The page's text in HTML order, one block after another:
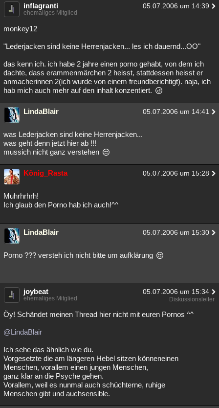
inflagranti 05.07.2006 um 14:39
ehemaliges Mitglied
monkey12
"Lederjacken sind keine Herrenjacken... les ich dauernd...OO"
das kenn ich. ich habe 2 jahre einen porno gehabt, von dem ich
dachte, dass erammenmärchen 2 heisst, stattdessen heisst er
anmacherinnen 2(ich wurde von einem freundberichtigt). naja, ich
hab mich auch mehr auf den inhalt konzentiert.
LindaBlair 05.07.2006 um 14:41
was Lederjacken sind keine Herrenjacken...
was geht denn jetzt hier ab !!!
mussich nicht ganz verstehen
König_Rasta 05.07.2006 um 15:28
Muhrhrhrh!
Ich glaub den Porno hab ich auch!^^
LindaBlair 05.07.2006 um 15:30
Porno ??? versteh ich nicht bitte um aufklärung
joybeat 05.07.2006 um 15:34
ehemaliges Mitglied Diskussionsleiter
Öy! Schändet meinen Thread hier nicht mit euren Pornos ^^
@LindaBlair
Ich sehe das ähnlich wie du.
Vorgesetzte die am längeren Hebel sitzen könneneinen
Menschen, vorallem einen jungen Menschen,
ganz klar an die Psyche gehen.
Vorallem, weil es nunmal auch schüchterne, ruhige
Menschen gibt und auchsensible.